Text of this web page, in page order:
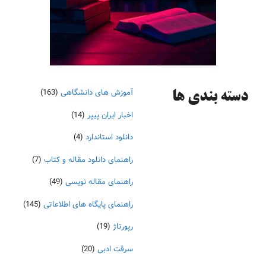
دسته‌ بندی ها آموزش های دانشگاهی (163)
اخبار ایران پیپر (14)
دانلود استاندارد (4)
راهنمای دانلود مقاله و کتاب (7)
راهنمای مقاله نویسی (49)
راهنمای پایگاه های اطلاعاتی (145)
رپورتاژ (19)
سرقت ادبی (20)